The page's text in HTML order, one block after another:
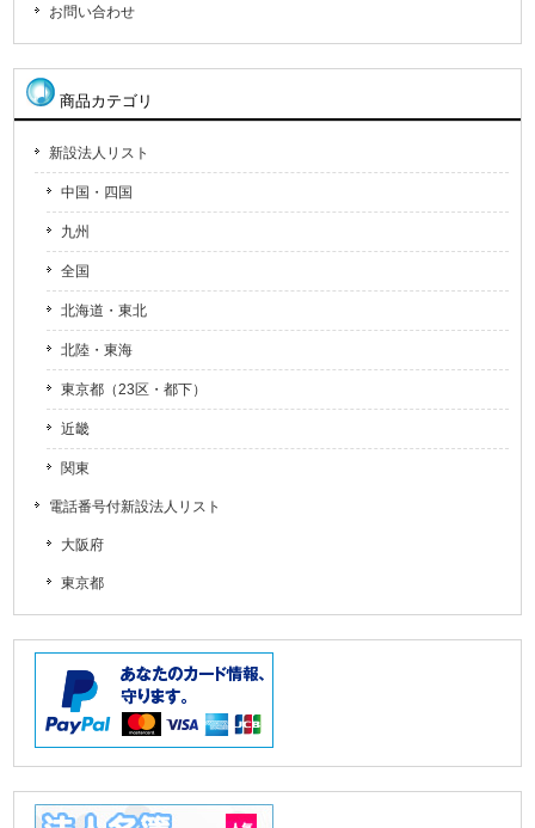
お問い合わせ
商品カテゴリ
新設法人リスト
中国・四国
九州
全国
北海道・東北
北陸・東海
東京都（23区・都下）
近畿
関東
電話番号付新設法人リスト
大阪府
東京都